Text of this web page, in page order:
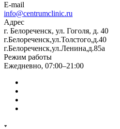
E-mail
info@centrumclinic.ru
Адрес
г. Белореченск, ул. Гоголя, д. 40
г.Белореченск,ул.Толстого,д.40
г.Белореченск,ул.Ленина,д.85а
Режим работы
Ежедневно, 07:00–21:00